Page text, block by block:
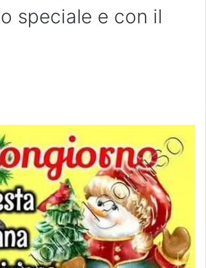
speciale e con il